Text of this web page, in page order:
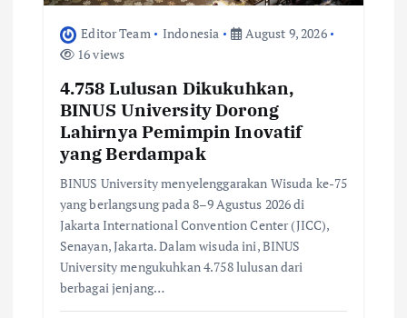
Editor Team Indonesia
August 9, 2026
16 views
4.758 Lulusan Dikukuhkan,
BINUS University Dorong
Lahirnya Pemimpin Inovatif
yang Berdampak
BINUS University menyelenggarakan Wisuda ke-75
yang berlangsung pada 8–9 Agustus 2026 di
Jakarta International Convention Center (JICC),
Senayan, Jakarta. Dalam wisuda ini, BINUS
University mengukuhkan 4.758 lulusan dari
berbagai jenjang…